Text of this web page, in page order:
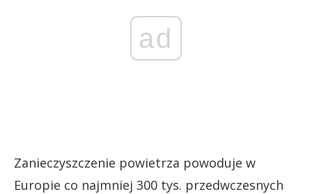
ad
Zanieczyszczenie powietrza powoduje w
Europie co najmniej 300 tys. przedwczesnych